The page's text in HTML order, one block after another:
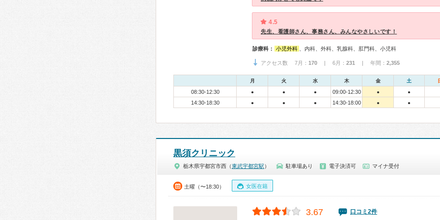
4.5
先生、看護師さん、事務さん、みんなやさしいです！
診療科： 小児外科 、内科、外科、乳腺科、肛門科、小児科
アクセス数 7月： 170 | 6月： 231 | 年間： 2,355
月 火 水 木 金 土
08:30-12:30 ● ● ● 09:00-12:30 ● ●
14:30-18:30 ● ● ● 14:30-18:00 ● ●
黒須クリニック
栃木県宇都宮市西（東武宇都宮駅 ） 駐車場あり 電子決済可 マイナ受付
土曜（〜18:30） 女医在籍
3.67 口コミ2件